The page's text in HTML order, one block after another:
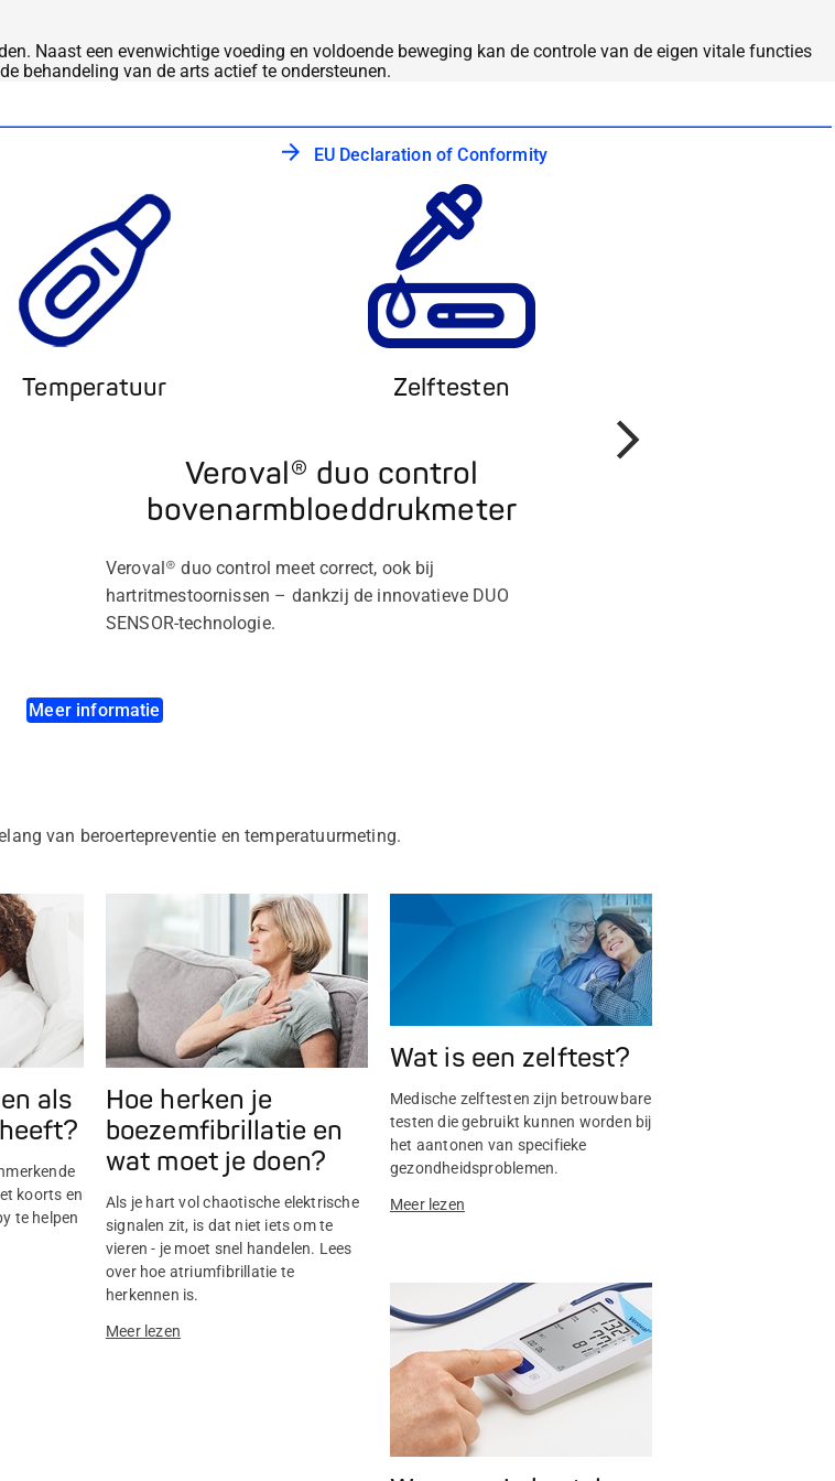
Naast een evenwichtige voeding en voldoende beweging kan de controle van de eigen vitale functies
behandeling van de arts actief te ondersteunen.
EU Declaration of Conformity
Temperatuur Zelftesten
Volgende
Veroval® duo control
bovenarmbloeddrukmeter
Veroval® duo control meet correct, ook bij
hartritmestoornissen – dankzij de innovatieve DUO
SENSOR-technologie.
Meer informatie
van beroertepreventie en temperatuurmeting.
als
koorts en
te helpen
Hoe herken je
boezemfibrillatie en
wat moet je doen?
Als je hart vol chaotische elektrische
signalen zit, is dat niet iets om te
vieren - je moet snel handelen. Lees
over hoe atriumfibrillatie te
herkennen is.
Meer lezen
Wat is een zelftest?
Medische zelftesten zijn betrouwbare
testen die gebruikt kunnen worden bij
het aantonen van specifieke
gezondheidsproblemen.
Meer lezen